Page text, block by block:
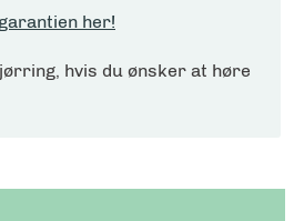
her!
hvis du ønsker at høre